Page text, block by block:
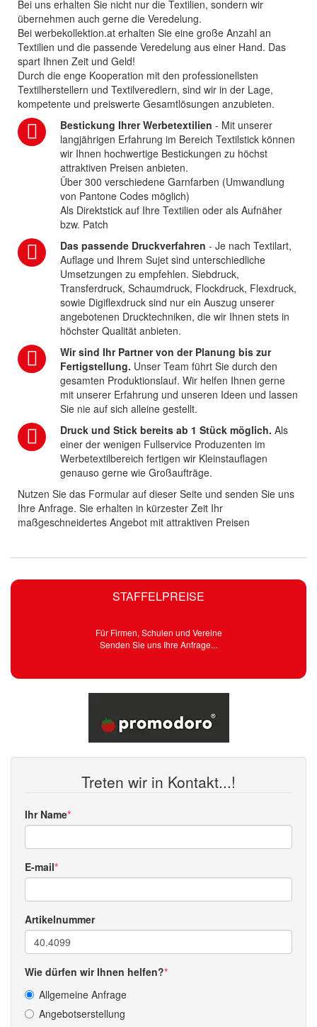
STAFFELPREISE
Für Firmen, Schulen und Vereine
Senden Sie uns Ihre Anfrage...
Treten wir in Kontakt...!
Ihr Name
E-mail
Artikelnummer
Wie dürfen wir Ihnen helfen?
Allgemeine Anfrage
Angebotserstellung
Bei uns erhalten Sie nicht nur die Textilien, sondern wir
übernehmen auch gerne die Veredelung.
Bei werbekollektion.at erhalten Sie eine große Anzahl an
Textilien und die passende Veredelung aus einer Hand. Das
spart Ihnen Zeit und Geld!
Durch die enge Kooperation mit den professionellsten
Textilherstellern und Textilveredlern, sind wir in der Lage,
kompetente und preiswerte Gesamtlösungen anzubieten.
Bestickung Ihrer Werbetextilien - Mit unserer
langjährigen Erfahrung im Bereich Textilstick können
wir Ihnen hochwertige Bestickungen zu höchst
attraktiven Preisen anbieten.
Über 300 verschiedene Garnfarben (Umwandlung
von Pantone Codes möglich)
Als Direktstick auf Ihre Textilien oder als Aufnäher
bzw. Patch
Das passende Druckverfahren - Je nach Textilart,
Auflage und Ihrem Sujet sind unterschiedliche
Umsetzungen zu empfehlen. Siebdruck,
Transferdruck, Schaumdruck, Flockdruck, Flexdruck,
sowie Digiflexdruck sind nur ein Auszug unserer
angebotenen Drucktechniken, die wir Ihnen stets in
höchster Qualität anbieten.
Wir sind Ihr Partner von der Planung bis zur
Fertigstellung. Unser Team führt Sie durch den
gesamten Produktionslauf. Wir helfen Ihnen gerne
mit unserer Erfahrung und unseren Ideen und lassen
Sie nie auf sich alleine gestellt.
Druck und Stick bereits ab 1 Stück möglich. Als
einer der wenigen Fullservice Produzenten im
Werbetextilbereich fertigen wir Kleinstauflagen
genauso gerne wie Großaufträge.
Nutzen Sie das Formular auf dieser Seite und senden Sie uns
Ihre Anfrage. Sie erhalten in kürzester Zeit Ihr
maßgeschneidertes Angebot mit attraktiven Preisen